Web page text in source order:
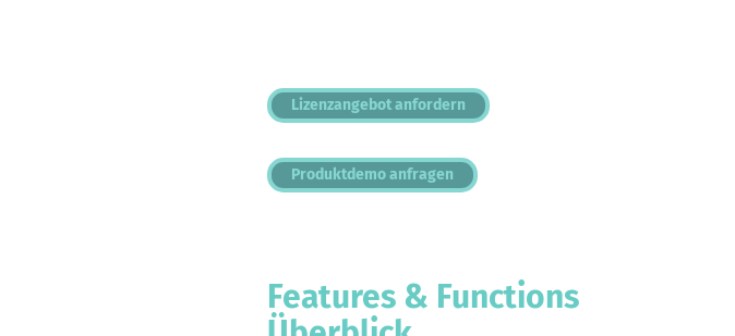
Lizenzangebot anfordern
Produktdemo anfragen
Features & Functions